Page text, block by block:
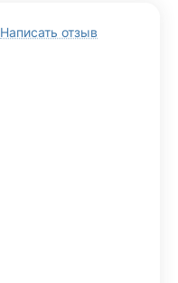
Написать отзыв